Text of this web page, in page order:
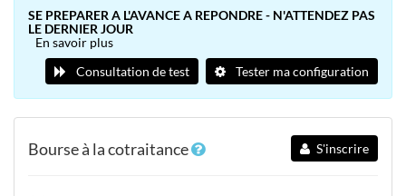
SE PREPARER A L'AVANCE A REPONDRE - N'ATTENDEZ PAS
LE DERNIER JOUR
En savoir plus
Tester ma configuration
Consultation de test
Bourse à la cotraitance S'inscrire